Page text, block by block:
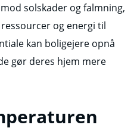
solskader og falmning,
og energi til
kan boligejere opnå
gør deres hjem mere